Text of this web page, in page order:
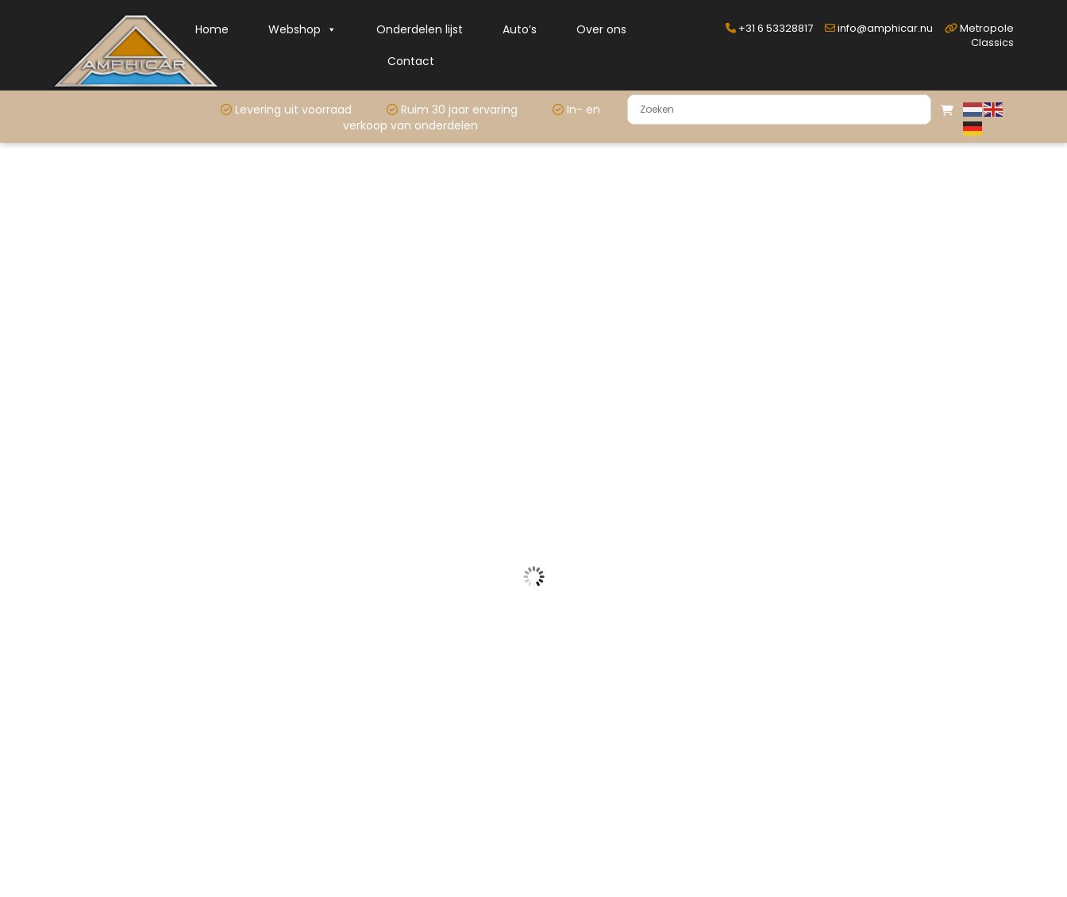
Home Webshop Onderdelen lijst Auto’s
Over ons
Contact
+31 6 53328817 info@amphicar.nu
Metropole
Classics
Levering uit voorraad Ruim 30 jaar ervaring
In- en
verkoop van onderdelen